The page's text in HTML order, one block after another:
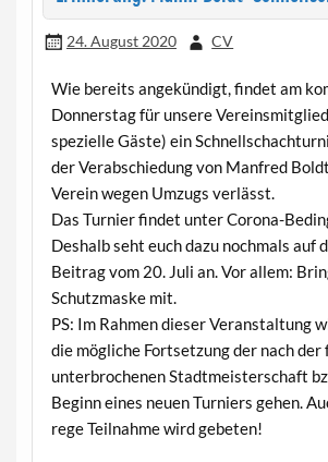
24. August 2020 CV
Wie bereits angekündigt, findet am
Donnerstag für unsere
spezielle Gäste) ein
der Verabschiedung von Manfred
Verein wegen Umzugs verlässt.
Das Turnier findet unter Corona-
Deshalb seht euch dazu nochmals auf
Beitrag vom 20. Juli an. Vor allem:
Schutzmaske mit.
PS: Im Rahmen dieser Veranstaltung
die mögliche Fortsetzung der nach der
unterbrochenen Stadtmeisterschaft
Beginn eines neuen Turniers gehen.
rege Teilnahme wird gebeten!